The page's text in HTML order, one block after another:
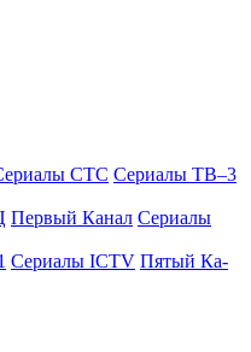
СТС Се­риа­лы ТВ–3
Пер­вый Ка­нал Се­риа­лы
Се­риа­лы ICTV Пя­тый Ка­